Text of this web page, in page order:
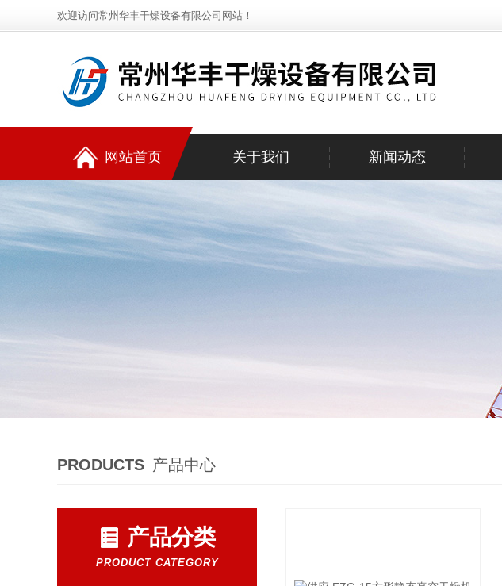
欢迎访问常州华丰干燥设备有限公司网站！
网站首页 关于我们 新闻动态
PRODUCTS 产品中心
产品分类
PRODUCT CATEGORY